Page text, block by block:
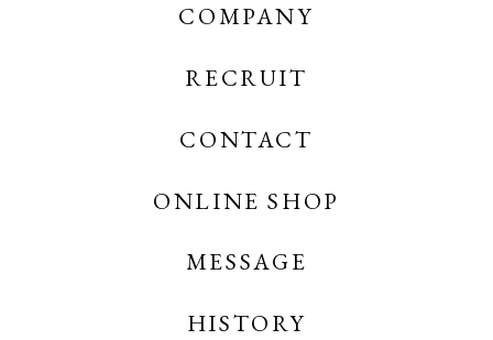
COMPANY
RECRUIT
OGAWA COFFEE
OGAWA COFFEE CREATES
CONTACT
ONLINE SHOP
OGAWA COFFEE ONLINE SHOP
OGAWA COFFEE LABORATORY ONLINE
MESSAGE
HISTORY